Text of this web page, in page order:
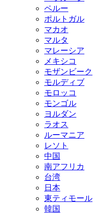
ペルー
ポルトガル
マカオ
マルタ
マレーシア
メキシコ
モザンビーク
モルディブ
モロッコ
モンゴル
ヨルダン
ラオス
ルーマニア
レソト
中国
南アフリカ
台湾
日本
東ティモール
韓国